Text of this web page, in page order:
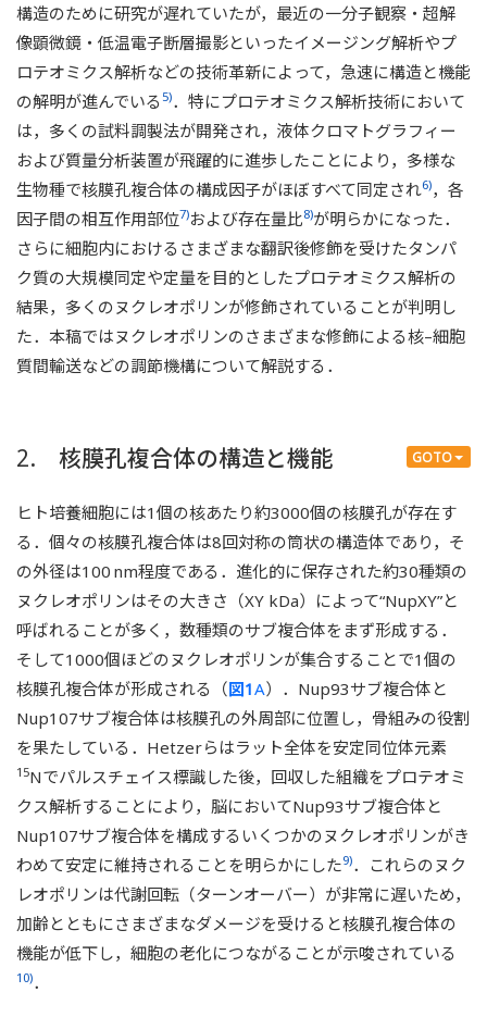
構造のために研究が遅れていたが，最近の一分子観察・超解
像顕微鏡・低温電子断層撮影といったイメージング解析やプ
ロテオミクス解析などの技術革新によって，急速に構造と機能
の解明が進んでいる 5)．特にプロテオミクス解析技術において
は，多くの試料調製法が開発され，液体クロマトグラフィー
および質量分析装置が飛躍的に進歩したことにより，多様な
生物種で核膜孔複合体の構成因子がほぼすべて同定され6)，各
因子間の相互作用部位7)および存在量比8)が明らかになった．
さらに細胞内におけるさまざまな翻訳後修飾を受けたタンパ
ク質の大規模同定や定量を目的としたプロテオミクス解析の
結果，多くのヌクレオポリンが修飾されていることが判明し
た．本稿ではヌクレオポリンのさまざまな修飾による核–細胞
質間輸送などの調節機構について解説する．
GOTO
2. 核膜孔複合体の構造と機能
ヒト培養細胞には1個の核あたり約3000個の核膜孔が存在す
る．個々の核膜孔複合体は8回対称の筒状の構造体であり，そ
の外径は100 nm程度である．進化的に保存された約30種類の
ヌクレオポリンはその大きさ（XY kDa）によって“NupXY”と
呼ばれることが多く，数種類のサブ複合体をまず形成する．
そして1000個ほどのヌクレオポリンが集合することで1個の
核膜孔複合体が形成される（図1A）．Nup93サブ複合体と
Nup107サブ複合体は核膜孔の外周部に位置し，骨組みの役割
を果たしている．Hetzerらはラット全体を安定同位体元素
15Nでパルスチェイス標識した後，回収した組織をプロテオミ
クス解析することにより，脳においてNup93サブ複合体と
Nup107サブ複合体を構成するいくつかのヌクレオポリンがき
わめて安定に維持されることを明らかにした9)．これらのヌク
レオポリンは代謝回転（ターンオーバー）が非常に遅いため，
加齢とともにさまざまなダメージを受けると核膜孔複合体の
機能が低下し，細胞の老化につながることが示唆されている
10)．